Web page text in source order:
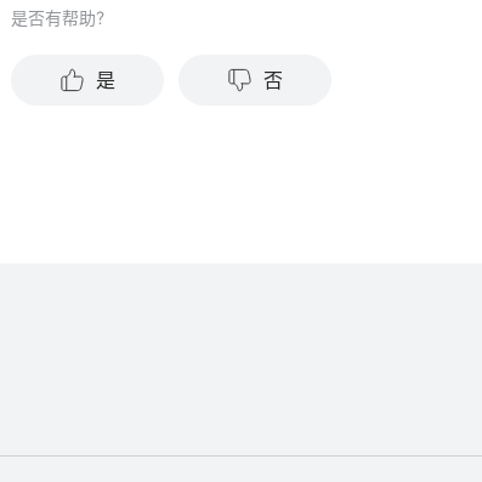
是否有帮助？
是 否